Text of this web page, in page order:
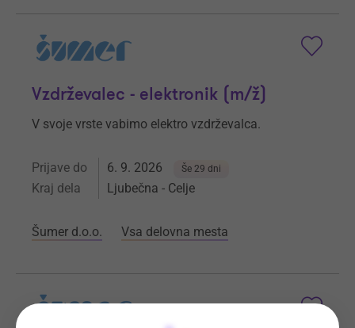
Vzdrževalec - elektronik (m/ž)
V svoje vrste vabimo elektro vzdrževalca.
Prijave do 6. 9. 2026 Še 29 dni
Kraj dela Ljubečna - Celje
Šumer d.o.o. Vsa delovna mesta